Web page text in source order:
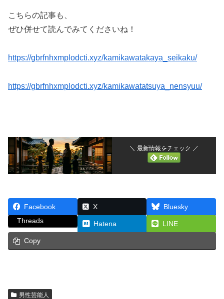
こちらの記事も、
ぜひ併せて読んでみてくださいね！
https://gbrfnhxmplodcti.xyz/kamikawatakaya_seikaku/
https://gbrfnhxmplodcti.xyz/kamikawatatsuya_nensyuu/
＼ 最新情報をチェック ／
Facebook X
Bluesky
Threads
Hatena LINE
Copy
男性芸能人